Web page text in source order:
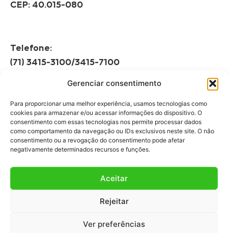
Gerenciar consentimento
Para proporcionar uma melhor experiência, usamos tecnologias como
cookies para armazenar e/ou acessar informações do dispositivo. O
consentimento com essas tecnologias nos permite processar dados
como comportamento da navegação ou IDs exclusivos neste site. O não
consentimento ou a revogação do consentimento pode afetar
negativamente determinados recursos e funções.
Aceitar
Rejeitar
Ver preferências
CEP: 40.015-080
Telefone:
(71) 3415-3100/3415-7100
Horário de Funcionamento:
08h às 12h | 13h às 17h
Fale com a gente!